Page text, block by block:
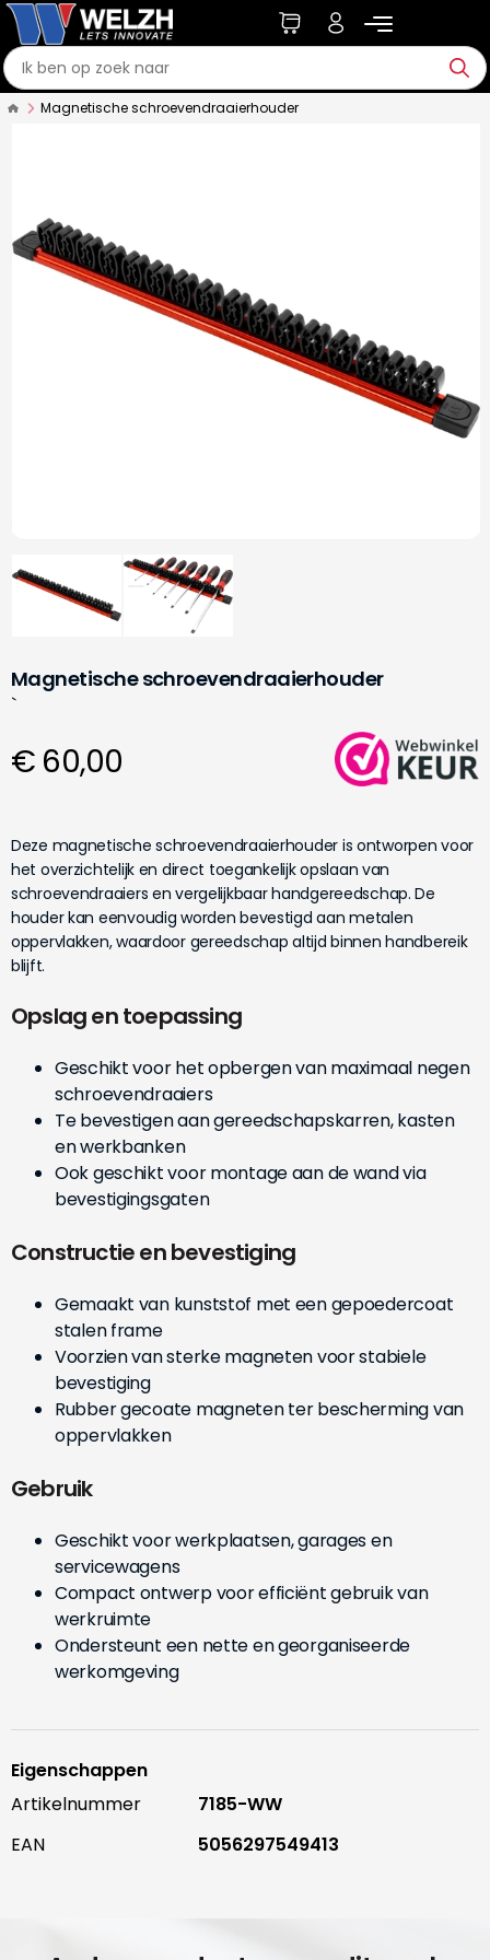
Magnetische schroevendraaierhouder
Magnetische schroevendraaierhouder
`
€ 60,00
Deze magnetische schroevendraaierhouder is ontworpen voor
het overzichtelijk en direct toegankelijk opslaan van
schroevendraaiers en vergelijkbaar handgereedschap. De
houder kan eenvoudig worden bevestigd aan metalen
oppervlakken, waardoor gereedschap altijd binnen handbereik
blijft.
Opslag en toepassing
Geschikt voor het opbergen van maximaal negen
schroevendraaiers
Te bevestigen aan gereedschapskarren, kasten
en werkbanken
Ook geschikt voor montage aan de wand via
bevestigingsgaten
Constructie en bevestiging
Gemaakt van kunststof met een gepoedercoat
stalen frame
Voorzien van sterke magneten voor stabiele
bevestiging
Rubber gecoate magneten ter bescherming van
oppervlakken
Gebruik
Geschikt voor werkplaatsen, garages en
servicewagens
Compact ontwerp voor efficiënt gebruik van
werkruimte
Ondersteunt een nette en georganiseerde
werkomgeving
Eigenschappen
Artikelnummer
7185-WW
EAN
5056297549413